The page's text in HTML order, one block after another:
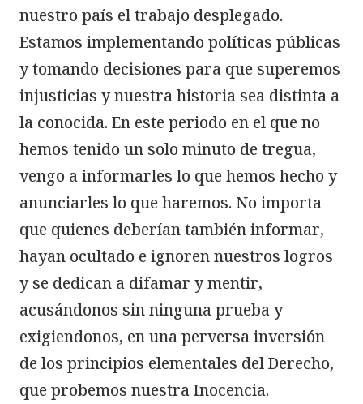
nuestro país el trabajo desplegado.
Estamos implementando políticas públicas
y tomando decisiones para que superemos
injusticias y nuestra historia sea distinta a
la conocida. En este periodo en el que no
hemos tenido un solo minuto de tregua,
vengo a informarles lo que hemos hecho y
anunciarles lo que haremos. No importa
que quienes deberían también informar,
hayan ocultado e ignoren nuestros logros
y se dedican a difamar y mentir,
acusándonos sin ninguna prueba y
exigiendonos, en una perversa inversión
de los principios elementales del Derecho,
que probemos nuestra Inocencia.